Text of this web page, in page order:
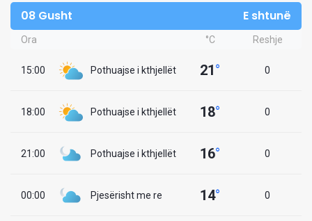
08 Gusht E shtunë
Ora °C Reshje
15:00 Pothuajse i kthjellët 21° 0
18:00 Pothuajse i kthjellët 18° 0
21:00 Pothuajse i kthjellët 16° 0
00:00 Pjesërisht me re 14° 0